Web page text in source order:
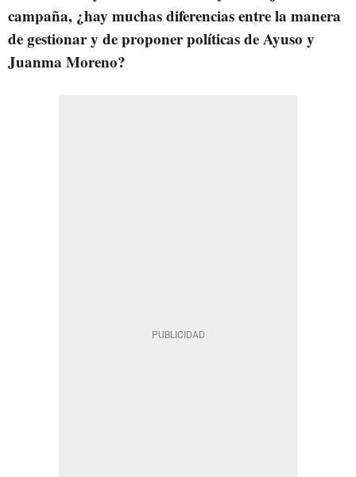
campaña, ¿hay muchas diferencias entre la manera
de gestionar y de proponer políticas de Ayuso y
Juanma Moreno?